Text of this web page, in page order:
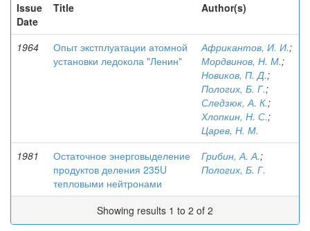
Issue
Date
Title Author(s)
1964
Опыт экстплуатации атомной
установки ледокола "Ленин"
Африкантов, И. И.;
Мордвинов, Н. М.;
Новиков, П. Д.;
Пологих, Б. Г.;
Следзюк, А. К.;
Хлопкин, Н. С.;
Царев, Н. М.
1981
Остаточное энерговыделение
продуктов деления 235U
тепловыми нейтронами
Грибин, А. А.;
Пологих, Б. Г.
Showing results 1 to 2 of 2